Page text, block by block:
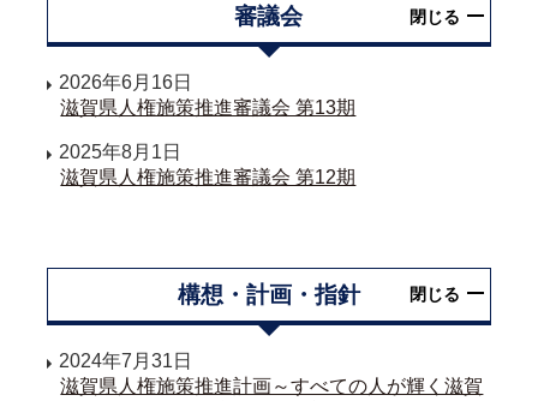
審議会 閉じる
2026年6月16日
滋賀県人権施策推進審議会 第13期
2025年8月1日
滋賀県人権施策推進審議会 第12期
構想・計画・指針 閉じる
2024年7月31日
滋賀県人権施策推進計画～すべての人が輝く滋賀